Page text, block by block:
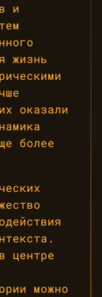
и
жизнь
оказали
более
центре
можно